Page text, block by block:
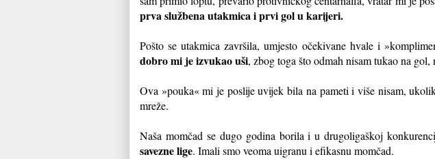
prva službena utakmica i prvi gol u karijeri.
Pošto se utakmica završila, umjesto očekivane hvale i
dobro mi je izvukao uši, zbog toga što odmah nisam tukao na gol,
Ova »pouka« mi je poslije uvijek bila na pameti i više nisam,
mreže.
Naša momčad se dugo godina borila i u drugoligaškoj
savezne lige. Imali smo veoma uigranu i efikasnu momčad.